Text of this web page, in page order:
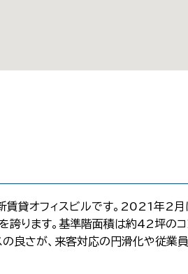
貸オフィスビルです。2021年2月
ります。基準階面積は約42坪の
良さが、来客対応の円滑化や従業